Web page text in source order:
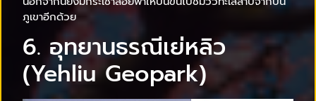
ภูเขาอีกด้วย
6. อุทยานธรณีเย่หลิว
(Yehliu Geopark)